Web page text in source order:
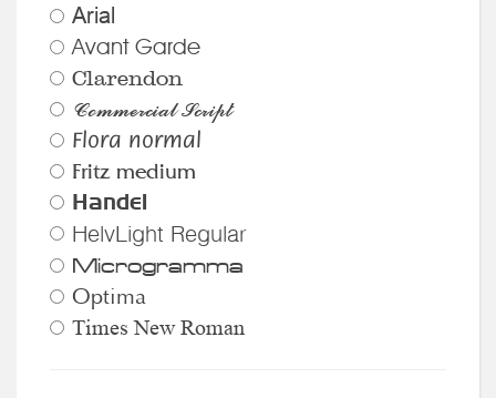
Arial
Avant Garde
Clarendon
Commercial Script
Flora normal
Fritz medium
Handel
HelvLight Regular
Microgramma
Optima
Times New Roman